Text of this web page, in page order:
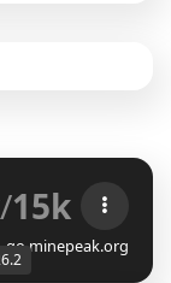
- 26.2
ʙᴇᴅᴡᴀʀꜱ ⋆
/15k
go.minepeak.org